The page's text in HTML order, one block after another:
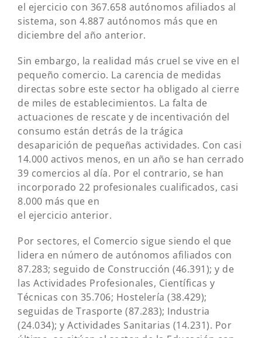
el ejercicio con 367.658 autónomos afiliados al
sistema, son 4.887 autónomos más que en
diciembre del año anterior.
Sin embargo, la realidad más cruel se vive en el
pequeño comercio. La carencia de medidas
directas sobre este sector ha obligado al cierre
de miles de establecimientos. La falta de
actuaciones de rescate y de incentivación del
consumo están detrás de la trágica
desaparición de pequeñas actividades. Con casi
14.000 activos menos, en un año se han cerrado
39 comercios al día. Por el contrario, se han
incorporado 22 profesionales cualificados, casi
8.000 más que en
el ejercicio anterior.
Por sectores, el Comercio sigue siendo el que
lidera en número de autónomos afiliados con
87.283; seguido de Construcción (46.391); y de
las Actividades Profesionales, Científicas y
Técnicas con 35.706; Hostelería (38.429);
seguidas de Trasporte (87.283); Industria
(24.034); y Actividades Sanitarias (14.231). Por